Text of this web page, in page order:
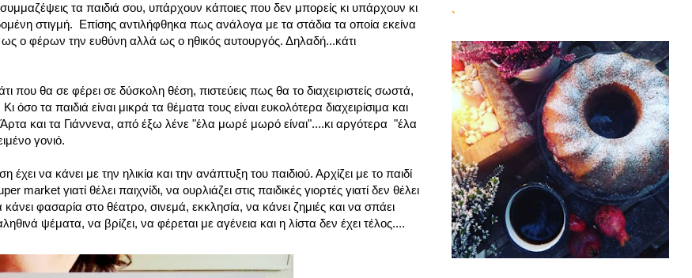
τα παιδιά σου, υπάρχουν κάποιες που δεν μπορείς κι υπάρχουν κι
στιγμή. Επίσης αντιλήφθηκα πως ανάλογα με τα στάδια τα οποία εκείνα
ο φέρων την ευθύνη αλλά ως ο ηθικός αυτουργός. Δηλαδή...κάτι
θα σε φέρει σε δύσκολη θέση, πιστεύεις πως θα το διαχειριστείς σωστά,
τα παιδιά είναι μικρά τα θέματα τους είναι ευκολότερα διαχειρίσιμα και
και τα Γιάννενα, από έξω λένε "έλα μωρέ μωρό είναι"....κι αργότερα "έλα
γονιό.
να κάνει με την ηλικία και την ανάπτυξη του παιδιού. Αρχίζει με το παιδί
γιατί θέλει παιχνίδι, να ουρλιάζει στις παιδικές γιορτές γιατί δεν θέλει
φασαρία στο θέατρο, σινεμά, εκκλησία, να κάνει ζημιές και να σπάει
ψέματα, να βρίζει, να φέρεται με αγένεια και η λίστα δεν έχει τέλος....
`